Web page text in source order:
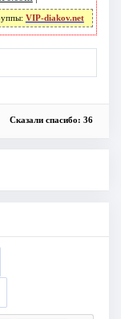
VIP-diakov.net
Сказали спасибо: 36